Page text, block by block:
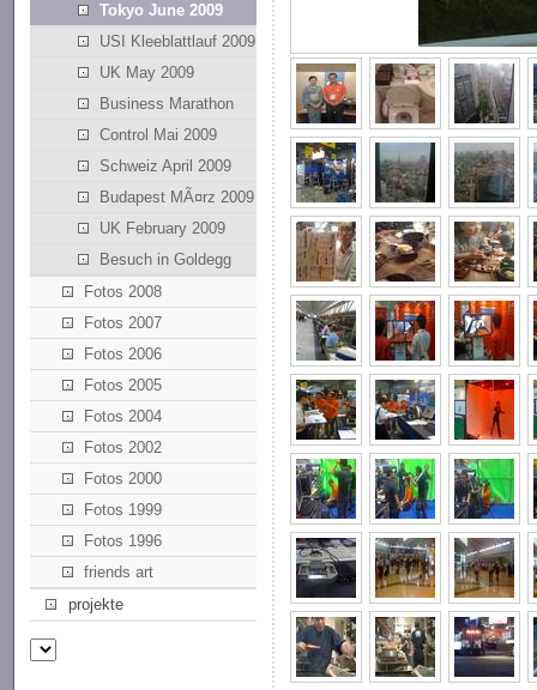
Tokyo June 2009
USI Kleeblattlauf 2009
UK May 2009
Business Marathon
Control Mai 2009
Schweiz April 2009
Budapest MÃ¤rz 2009
UK February 2009
Besuch in Goldegg
Fotos 2008
Fotos 2007
Fotos 2006
Fotos 2005
Fotos 2004
Fotos 2002
Fotos 2000
Fotos 1999
Fotos 1996
friends art
projekte